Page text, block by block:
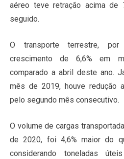
aéreo teve retração acima de
seguido.
O transporte terrestre,
crescimento de 6,6% em
comparado a abril deste ano.
mês de 2019, houve redução
pelo segundo mês consecutivo.
O volume de cargas
de 2020, foi 4,6% maior do
considerando toneladas